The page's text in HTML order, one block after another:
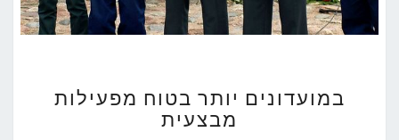
מ
ו
במועדונים יותר בטוח מפעילות
מבצעית